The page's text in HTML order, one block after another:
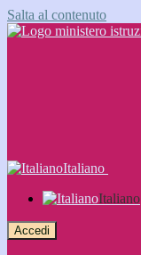
Salta al contenuto
Italiano
Italiano
Accedi